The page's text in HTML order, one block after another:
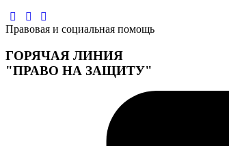
Правовая и социальная помощь
ГОРЯЧАЯ ЛИНИЯ
"ПРАВО НА ЗАЩИТУ"